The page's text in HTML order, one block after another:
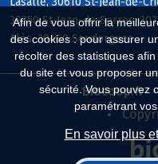
Afin de vous offrir la
des cookies : pour assurer
récolter des statistiques
du site et vous proposer
sécurité. Vous pouvez
paramétrant
En savoir plus
30350 St-Jean-de-Serres,
Alès, 30460 Soudorgues
Biocoop.fr